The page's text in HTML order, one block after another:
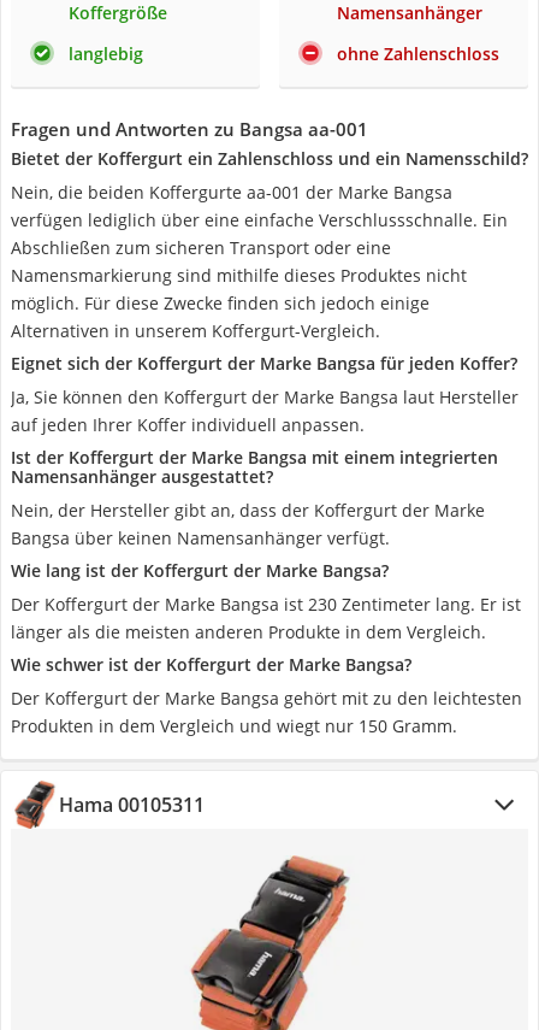
Koffergröße
langlebig
Namensanhänger
ohne Zahlenschloss
Fragen und Antworten zu Bangsa aa-001
Bietet der Koffergurt ein Zahlenschloss und ein Namensschild?
Nein, die beiden Koffergurte aa-001 der Marke Bangsa
verfügen lediglich über eine einfache Verschlussschnalle. Ein
Abschließen zum sicheren Transport oder eine
Namensmarkierung sind mithilfe dieses Produktes nicht
möglich. Für diese Zwecke finden sich jedoch einige
Alternativen in unserem Koffergurt-Vergleich.
Eignet sich der Koffergurt der Marke Bangsa für jeden Koffer?
Ja, Sie können den Koffergurt der Marke Bangsa laut Hersteller
auf jeden Ihrer Koffer individuell anpassen.
Ist der Koffergurt der Marke Bangsa mit einem integrierten
Namensanhänger ausgestattet?
Nein, der Hersteller gibt an, dass der Koffergurt der Marke
Bangsa über keinen Namensanhänger verfügt.
Wie lang ist der Koffergurt der Marke Bangsa?
Der Koffergurt der Marke Bangsa ist 230 Zentimeter lang. Er ist
länger als die meisten anderen Produkte in dem Vergleich.
Wie schwer ist der Koffergurt der Marke Bangsa?
Der Koffergurt der Marke Bangsa gehört mit zu den leichtesten
Produkten in dem Vergleich und wiegt nur 150 Gramm.
Hama 00105311